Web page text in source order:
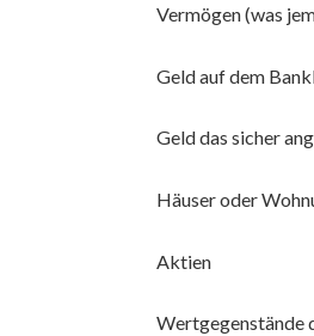
Vermögen (was
Geld auf dem
Geld das sicher
Häuser oder
Aktien
Wertgegenstände